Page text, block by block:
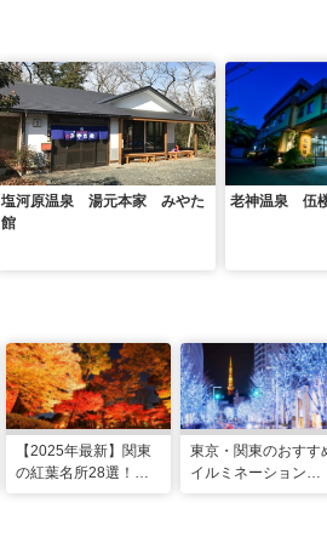
塩河原温泉 湯元本家 みやた
館
老神温泉 伍
【2025年最新】関東
の紅葉名所28選！
東京・関東のおすす
イルミネーション